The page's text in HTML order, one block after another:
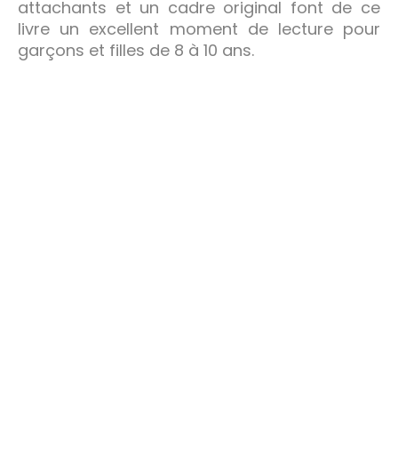
attachants et un cadre original font de ce
livre un excellent moment de lecture pour
garçons et filles de 8 à 10 ans.